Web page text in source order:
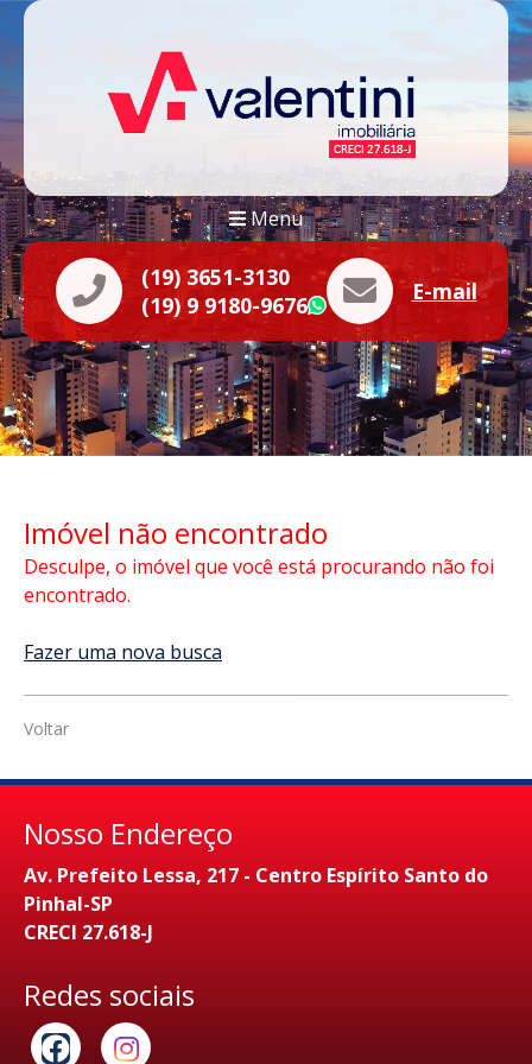
Menu
(19) 3651-3130
(19) 9 9180-9676
WhatsApp
E-mail
Imóvel não encontrado
Desculpe, o imóvel que você está procurando não foi
encontrado.
Fazer uma nova busca
Voltar
Nosso Endereço
Av. Prefeito Lessa, 217 - Centro Espírito Santo do
Pinhal-SP
CRECI 27.618-J
Redes sociais